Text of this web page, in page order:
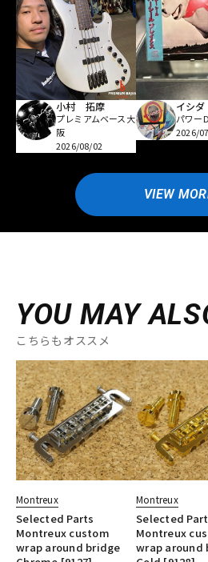
小村 拓摩
プレミアムベース大
阪
2026/08/02
イシダ
パワー
2026/
VIEW
YOU MAY
こちらもオススメ
Montreux
Selected Parts
Montreux custom
wrap around bridge
Montreux
Selected
Montreux
wrap around